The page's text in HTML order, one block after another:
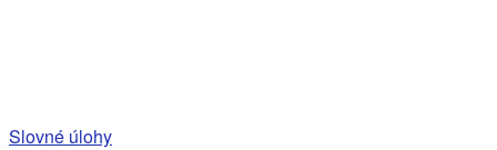
Slovné úlohy